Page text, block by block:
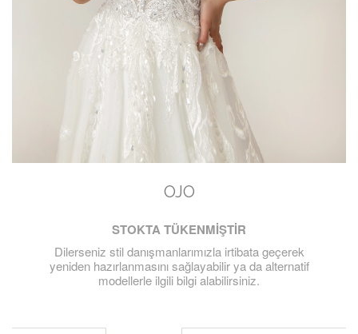
OJO
STOKTA TÜKENMİŞTİR
Dilerseniz stil danışmanlarımızla irtibata geçerek
yeniden hazırlanmasını sağlayabilir ya da alternatif
modellerle ilgili bilgi alabilirsiniz.